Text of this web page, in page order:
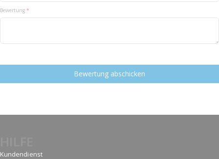
Bewertung
Bewertung abschicken
Kundendienst